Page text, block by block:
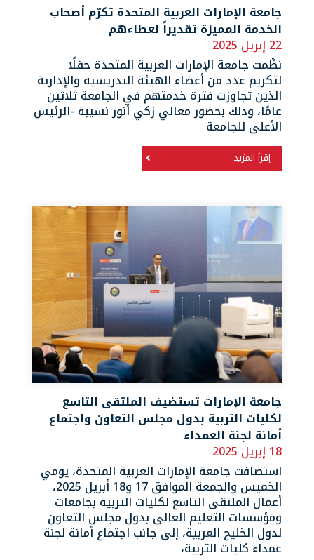
جامعة الإمارات العربية المتحدة تكرّم أصحاب
الخدمة المميزة تقديراً لعطاءهم
22 إبريل 2025
نظّمت جامعة الإمارات العربية المتحدة حفلًا
لتكريم عدد من أعضاء الهيئة التدريسية والإدارية
الذين تجاوزت فترة خدمتهم في الجامعة ثلاثين
عامًا، وذلك بحضور معالي زكي أنور نسيبة -الرئيس
الأعلى للجامعة
إقرأ المزيد
جامعة الإمارات تستضيف الملتقى التاسع
لكليات التربية بدول مجلس التعاون واجتماع
أمانة لجنة العمداء
18 إبريل 2025
استضافت جامعة الإمارات العربية المتحدة، يومي
الخميس والجمعة الموافق 17 و18 أبريل 2025،
أعمال الملتقى التاسع لكليات التربية بجامعات
ومؤسسات التعليم العالي بدول مجلس التعاون
لدول الخليج العربية، إلى جانب اجتماع أمانة لجنة
عمداء كليات التربية،